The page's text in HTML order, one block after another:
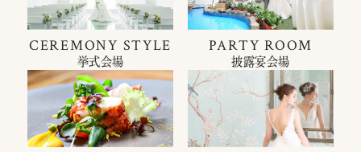
CEREMONY STYLE
挙式会場
PARTY ROOM
披露宴会場